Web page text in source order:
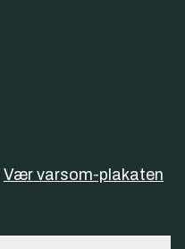
Vær varsom-plakaten